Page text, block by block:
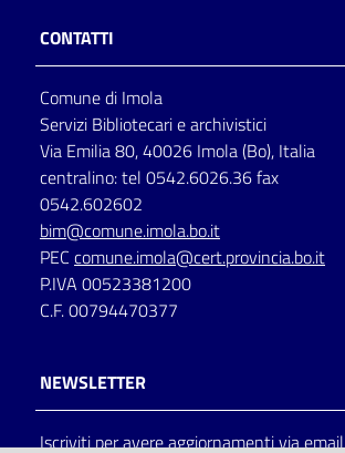
lettura
Seguici
su
CONTATTI
Comune di Imola
Servizi Bibliotecari e archivistici
Via Emilia 80, 40026 Imola (Bo), Italia
centralino: tel 0542.6026.36 fax
0542.602602
bim@comune.imola.bo.it
PEC comune.imola@cert.provincia.bo.it
P.IVA 00523381200
C.F. 00794470377
NEWSLETTER
Iscriviti per avere aggiornamenti via email